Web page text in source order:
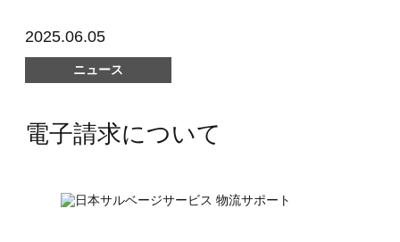
2025.06.05
ニュース
電子請求について